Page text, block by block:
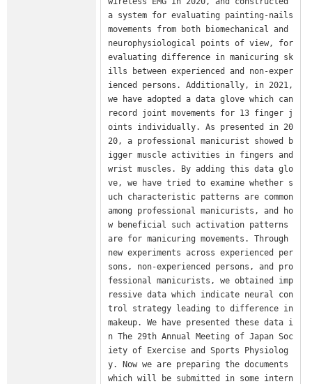
a system for evaluating painting-nails
movements from both biomechanical and
neurophysiological points of view, for
evaluating difference in manicuring sk
ills between experienced and non-exper
ienced persons. Additionally, in 2021,
we have adopted a data glove which can
record joint movements for 13 finger j
oints individually. As presented in 20
20, a professional manicurist showed b
igger muscle activities in fingers and
wrist muscles. By adding this data glo
ve, we have tried to examine whether s
uch characteristic patterns are common
among professional manicurists, and ho
w beneficial such activation patterns
are for manicuring movements. Through
new experiments across experienced per
sons, non-experienced persons, and pro
fessional manicurists, we obtained imp
ressive data which indicate neural con
trol strategy leading to difference in
makeup. We have presented these data i
n The 29th Annual Meeting of Japan Soc
iety of Exercise and Sports Physiolog
y. Now we are preparing the documents
which will be submitted in some intern